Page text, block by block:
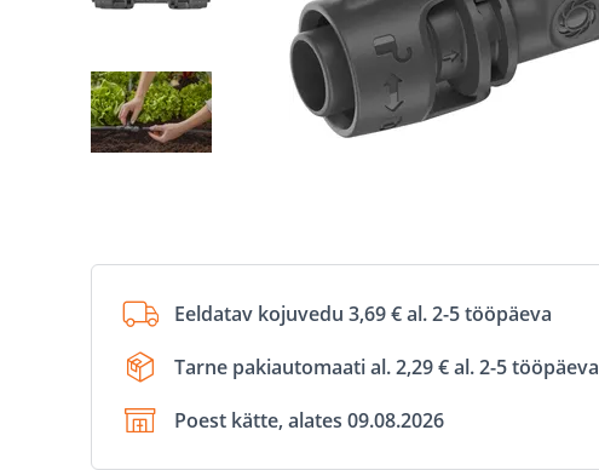
Eeldatav kojuvedu 3,69 € al. 2-5 tööpäeva
Tarne pakiautomaati al. 2,29 € al. 2-5 tööpäeva
Poest kätte, alates 09.08.2026